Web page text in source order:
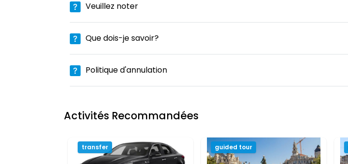
Veuillez noter
Que dois-je savoir?
Politique d'annulation
Activités Recommandées
transfer guided tour